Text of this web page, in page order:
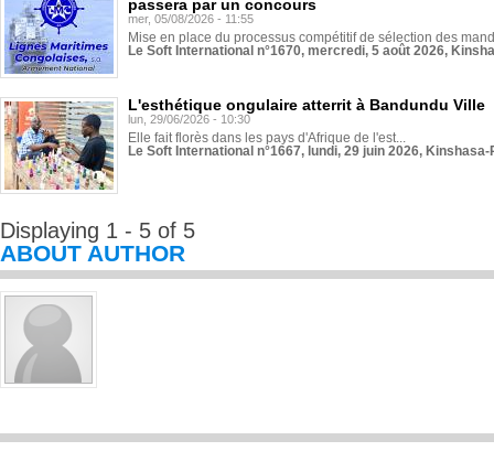
passera par un concours
mer, 05/08/2026 - 11:55
Mise en place du processus compétitif de sélection des
Le Soft International n°1670, mercredi, 5 août 2026,
L'esthétique ongulaire atterrit à Bandundu Ville
lun, 29/06/2026 - 10:30
Elle fait florès dans les pays d'Afrique de l'est...
Le Soft International n°1667, lundi, 29 juin 2026,
Displaying 1 - 5 of 5
ABOUT AUTHOR